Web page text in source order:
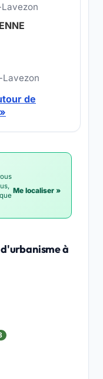
de
Me localiser »
à